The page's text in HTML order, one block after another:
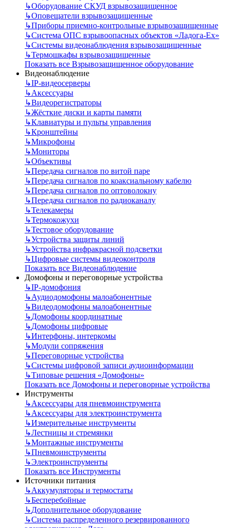
↳Оборудование СКУД взрывозащищенное
↳Оповещатели взрывозащищенные
↳Приборы приемно-контрольные взрывозащищенные
↳Система ОПС взрывоопасных объектов «Ладога-Ex»
↳Системы видеонаблюдения взрывозащищенные
↳Термошкафы взрывозащищенные
Показать все Взрывозащищенное оборудование
Видеонаблюдение
↳IP-видеосерверы
↳Аксессуары
↳Видеорегистраторы
↳Жёсткие диски и карты памяти
↳Клавиатуры и пульты управления
↳Кронштейны
↳Микрофоны
↳Мониторы
↳Объективы
↳Передача сигналов по витой паре
↳Передача сигналов по коаксиальному кабелю
↳Передача сигналов по оптоволокну
↳Передача сигналов по радиоканалу
↳Телекамеры
↳Термокожухи
↳Тестовое оборудование
↳Устройства защиты линий
↳Устройства инфракрасной подсветки
↳Цифровые системы видеоконтроля
Показать все Видеонаблюдение
Домофоны и переговорные устройства
↳IP-домофония
↳Аудиодомофоны малоабонентные
↳Видеодомофоны малоабонентные
↳Домофоны координатные
↳Домофоны цифровые
↳Интерфоны, интеркомы
↳Модули сопряжения
↳Переговорные устройства
↳Системы цифровой записи аудиоинформации
↳Типовые решения «Домофоны»
Показать все Домофоны и переговорные устройства
Инструменты
↳Аксессуары для пневмоинструмента
↳Аксессуары для электроинструмента
↳Измерительные инструменты
↳Лестницы и стремянки
↳Монтажные инструменты
↳Пневмоинструменты
↳Электроинструменты
Показать все Инструменты
Источники питания
↳Аккумуляторы и термостаты
↳Бесперебойные
↳Дополнительное оборудование
↳Система распределенного резервированного